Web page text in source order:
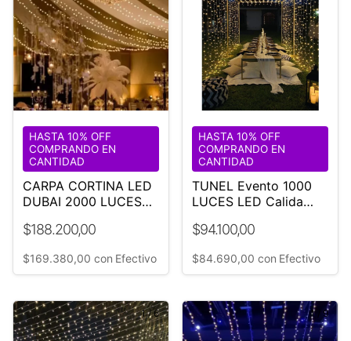
CARPA CORTINA LED
DUBAI 2000 LUCES
$188.200,00
HASTA 10% OFF
COMPRANDO EN
CANTIDAD
$169.380,00 con Efectivo
TUNEL Evento 1000
LUCES LED Calida
$94.100,00
HASTA 10% OFF
COMPRANDO EN
CANTIDAD
$84.690,00 con Efectivo
1/6 1/ 9